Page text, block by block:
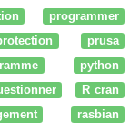
programmer
prusa
python
R cran
rasbian